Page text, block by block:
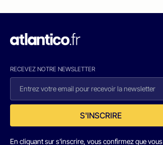
RECEVEZ NOTRE NEWSLETTER
S'INSCRIRE
En cliquant sur s'inscrire, vous confirmez que vous